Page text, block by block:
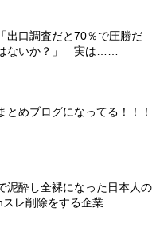
出口調査だと70％で圧勝だ
ないか？」 実は……
とめブログになってる！！！
泥酔し全裸になった日本人の
レ削除をする企業